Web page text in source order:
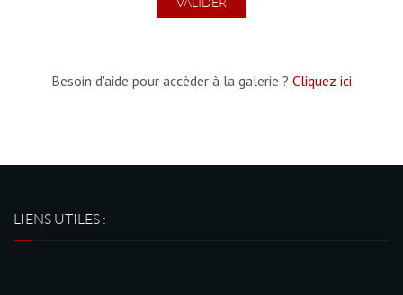
Besoin d'aide pour accèder à la galerie ? Cliquez ici
LIENS UTILES :